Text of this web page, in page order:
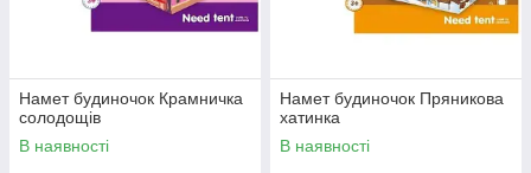
Намет будиночок Крамничка
солодощів
В наявності
Намет будиночок Пряникова
хатинка
В наявності